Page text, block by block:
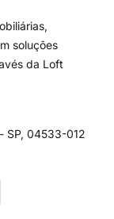
soluções
da Loft
SP, 04533-012